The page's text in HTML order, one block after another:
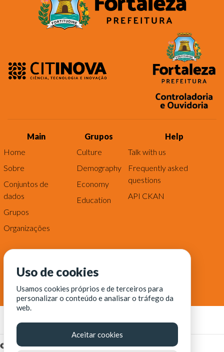
Main
Home
Sobre
Conjuntos de
dados
Grupos
Organizações
Grupos
Culture
Demography
Economy
Education
Help
Talk with us
Frequently asked
questions
API CKAN
© Fortaleza Digital || CITINOVA - Fundação de Ciência,
Uso de cookies
Usamos cookies próprios e de terceiros para
personalizar o conteúdo e analisar o tráfego da
web.
Aceitar cookies